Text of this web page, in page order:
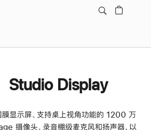
Studio Display
显示屏、支持桌上视角功能的 1200 万
摄像头、录音棚级麦克风和扬声器，以